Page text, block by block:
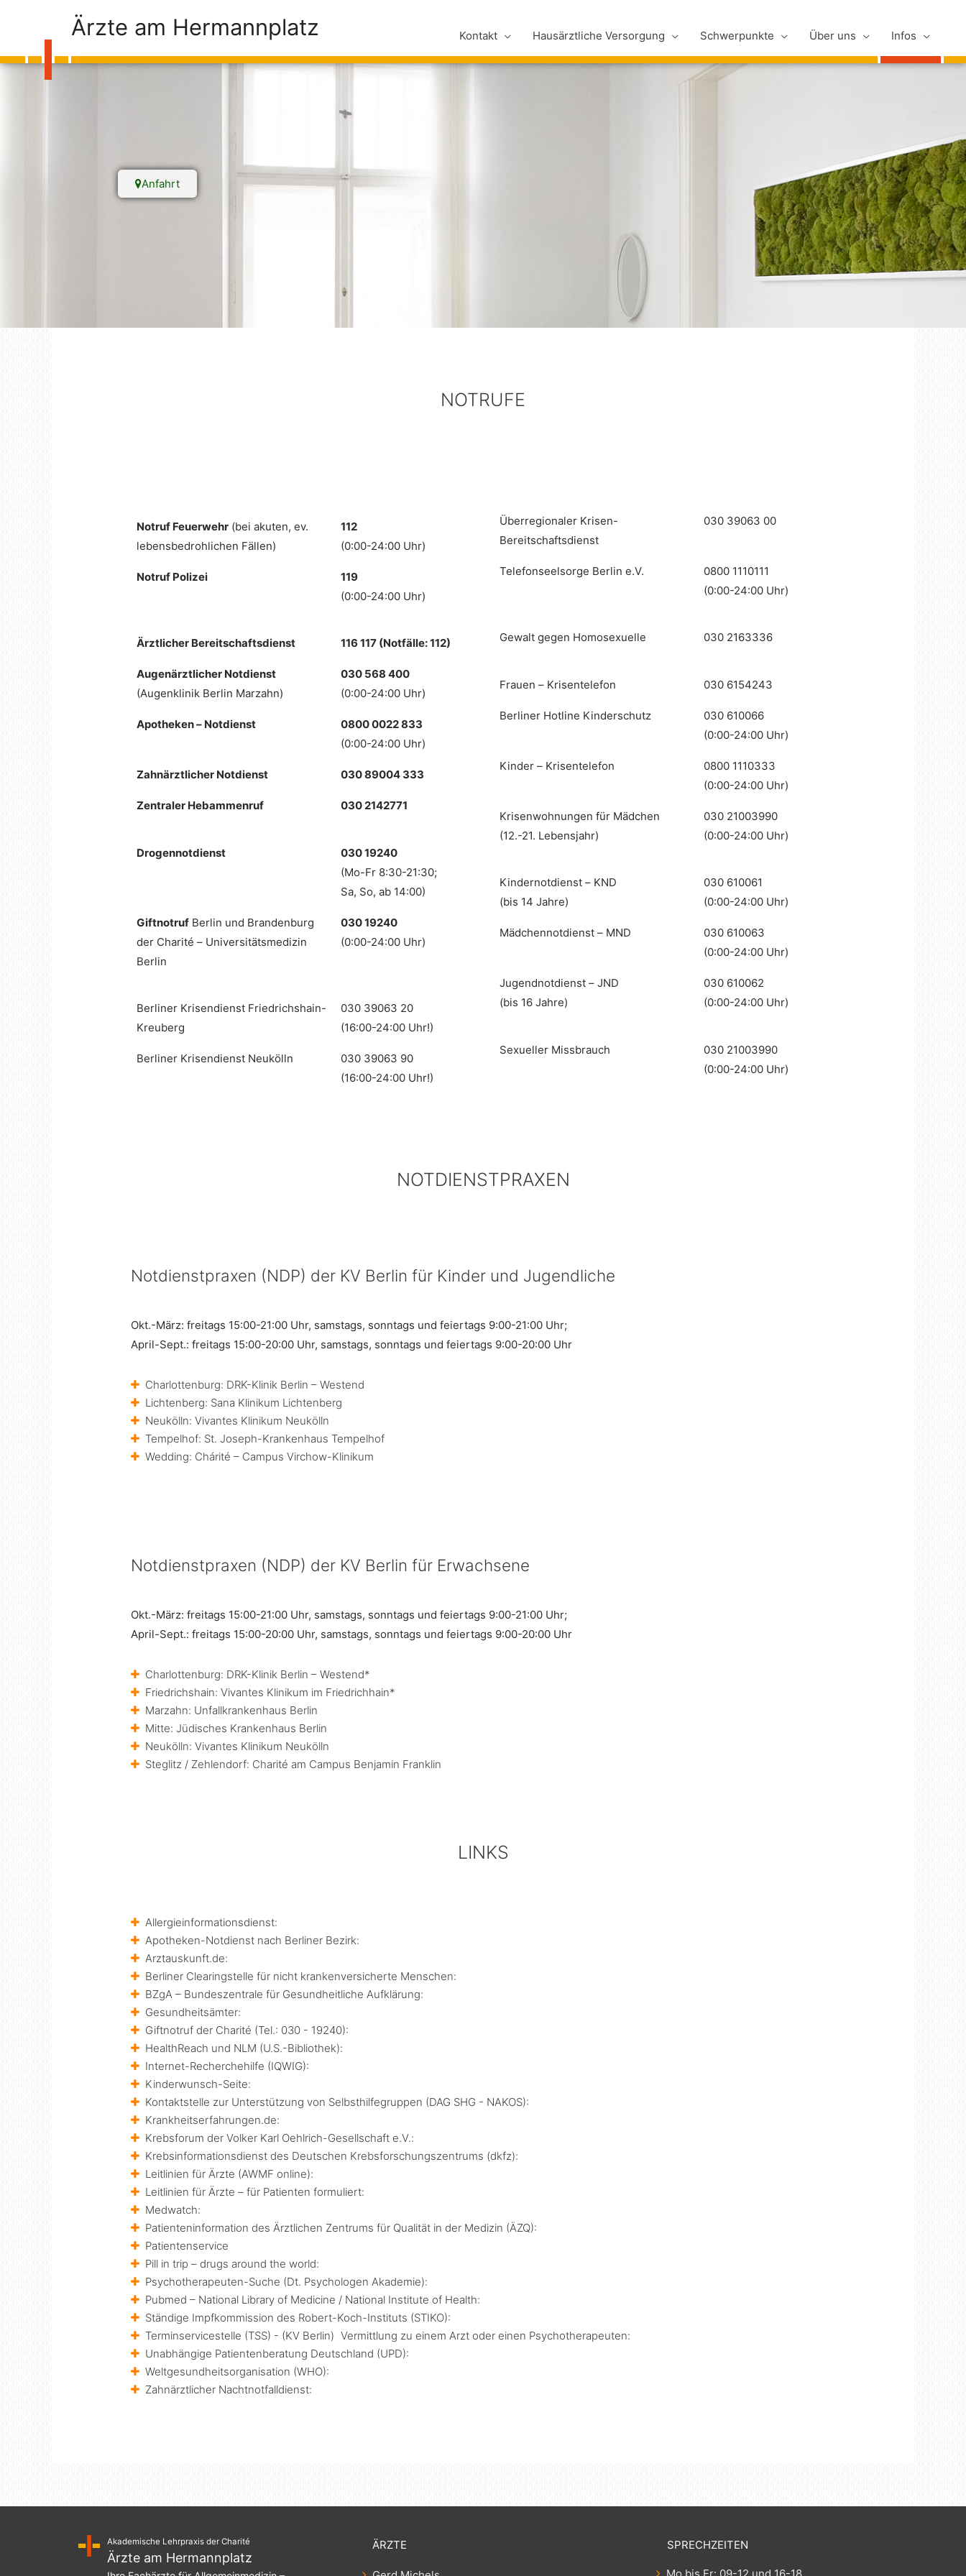
Ärzte am Hermannplatz Kontakt Hausärztliche Versorgung Schwerpunkte Über uns Infos
Anfahrt
NOTRUFE
Notruf Feuerwehr (bei akuten, ev.
lebens­bedroh­lichen Fällen)
112
(0:00-24:00 Uhr)
Notruf Polizei
119
(0:00-24:00 Uhr)
Ärztlicher Bereit­schafts­dienst 116 117 (Notfälle: 112)
Augenärztlicher Notdienst
(Augenklinik Berlin Marzahn)
030 568 400
(0:00-24:00 Uhr)
Apotheken – Notdienst
0800 0022 833
(0:00-24:00 Uhr)
Zahnärztlicher Notdienst 030 89004 333
Zentraler Hebammenruf 030 2142771
Drogennotdienst
030 19240
(Mo-Fr 8:30-21:30;
Sa, So, ab 14:00)
Giftnotruf Berlin und Brandenburg
der Charité – Universitätsmedizin
Berlin
030 19240
(0:00-24:00 Uhr)
Berliner Krisendienst Friedrichshain-
Kreu­berg
030 39063 20
(16:00-24:00 Uhr!)
Berliner Krisendienst Neukölln
030 39063 90
(16:00-24:00 Uhr!)
Überregionaler Krisen-
Bereitschaftsdienst
030 39063 00
Telefonseelsorge Berlin e.V.
0800 1110111
(0:00-24:00 Uhr)
Gewalt gegen Homosexuelle 030 2163336
Frauen – Krisentelefon 030 6154243
Berliner Hotline Kinderschutz
030 610066
(0:00-24:00 Uhr)
Kinder – Krisentelefon
0800 1110333
(0:00-24:00 Uhr)
Krisenwohnungen für Mädchen
(12.-21. Lebensjahr)
030 21003990
(0:00-24:00 Uhr)
Kindernotdienst – KND
(bis 14 Jahre)
030 610061
(0:00-24:00 Uhr)
Mädchennotdienst – MND
030 610063
(0:00-24:00 Uhr)
Jugendnotdienst – JND
(bis 16 Jahre)
030 610062
(0:00-24:00 Uhr)
Sexueller Missbrauch
030 21003990
(0:00-24:00 Uhr)
NOTDIENSTPRAXEN
Notdienstpraxen (NDP) der KV Berlin für Kinder und Jugendliche
Okt.-März: freitags 15:00-21:00 Uhr, samstags, sonntags und feiertags 9:00-21:00 Uhr;
April-Sept.: freitags 15:00-20:00 Uhr, samstags, sonntags und feiertags 9:00-20:00 Uhr
Charlottenburg: DRK-Klinik Berlin – Westend
Lichtenberg: Sana Klinikum Lichtenberg
Neukölln: Vivantes Klinikum Neukölln
Tempelhof: St. Joseph-Krankenhaus Tempelhof
Wedding: Chárité – Campus Virchow-Klinikum
Notdienstpraxen (NDP) der KV Berlin für Erwachsene
Okt.-März: freitags 15:00-21:00 Uhr, samstags, sonntags und feiertags 9:00-21:00 Uhr;
April-Sept.: freitags 15:00-20:00 Uhr, samstags, sonntags und feiertags 9:00-20:00 Uhr
Charlottenburg: DRK-Klinik Berlin – Westend*
Friedrichshain: Vivantes Klinikum im Friedrichhain*
Marzahn: Unfallkrankenhaus Berlin
Mitte: Jüdisches Krankenhaus Berlin
Neukölln: Vivantes Klinikum Neukölln
Steglitz / Zehlendorf: Charité am Campus Benjamin Franklin
LINKS
Allergieinformationsdienst:
Apotheken-Notdienst nach Berliner Bezirk:
Arztauskunft.de:
Berliner Clearingstelle für nicht krankenversicherte Menschen:
BZgA – Bundeszentrale für Gesundheitliche Aufklärung:
Gesundheitsämter:
Giftnotruf der Charité (Tel.: 030 - 19240):
HealthReach und NLM (U.S.-Bibliothek):
Internet-Recherchehilfe (IQWIG):
Kinderwunsch-Seite:
Kontaktstelle zur Unterstützung von Selbsthilfegruppen (DAG SHG - NAKOS):
Krankheitserfahrungen.de:
Krebsforum der Volker Karl Oehlrich-Gesellschaft e.V.:
Krebsinformationsdienst des Deutschen Krebsforschungszentrums (dkfz):
Leitlinien für Ärzte (AWMF online):
Leitlinien für Ärzte – für Patienten formuliert:
Medwatch:
Patienteninformation des Ärztlichen Zentrums für Qualität in der Medizin (ÄZQ):
Patientenservice
Pill in trip – drugs around the world:
Psychotherapeuten-Suche (Dt. Psychologen Akademie):
Pubmed – National Library of Medicine / National Institute of Health:
Ständige Impfkommission des Robert-Koch-Instituts (STIKO):
Terminservicestelle (TSS) - (KV Berlin) Vermittlung zu einem Arzt oder einen Psychotherapeuten:
Unabhängige Patientenberatung Deutschland (UPD):
Weltgesundheitsorganisation (WHO):
Zahnärztlicher Nachtnotfalldienst:
Akademische Lehrpraxis der Charité
Ärzte am Hermannplatz
ÄRZTE SPRECHZEITEN
Mo bis Fr: 09-12 und 16-18